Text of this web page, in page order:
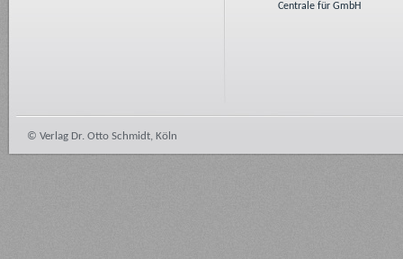
Centrale für GmbH
© Verlag Dr. Otto Schmidt, Köln